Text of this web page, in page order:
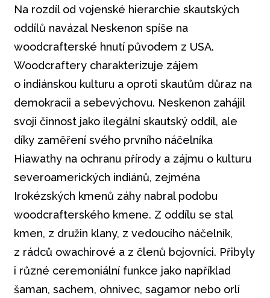
Na rozdíl od vojenské hierarchie skautských
oddílů navázal Neskenon spíše na
woodcrafterské hnutí původem z USA.
Woodcraftery charakterizuje zájem
o indiánskou kulturu a oproti skautům důraz na
demokracii a sebevýchovu. Neskenon zahájil
svoji činnost jako ilegální skautský oddíl, ale
díky zaměření svého prvního náčelníka
Hiawathy na ochranu přírody a zájmu o kulturu
severoamerických indiánů, zejména
Irokézských kmenů záhy nabral podobu
woodcrafterského kmene. Z oddílu se stal
kmen, z družin klany, z vedoucího náčelník,
z rádců owachirové a z členů bojovníci. Přibyly
i různé ceremoniální funkce jako například
šaman, sachem, ohnivec, sagamor nebo orlí